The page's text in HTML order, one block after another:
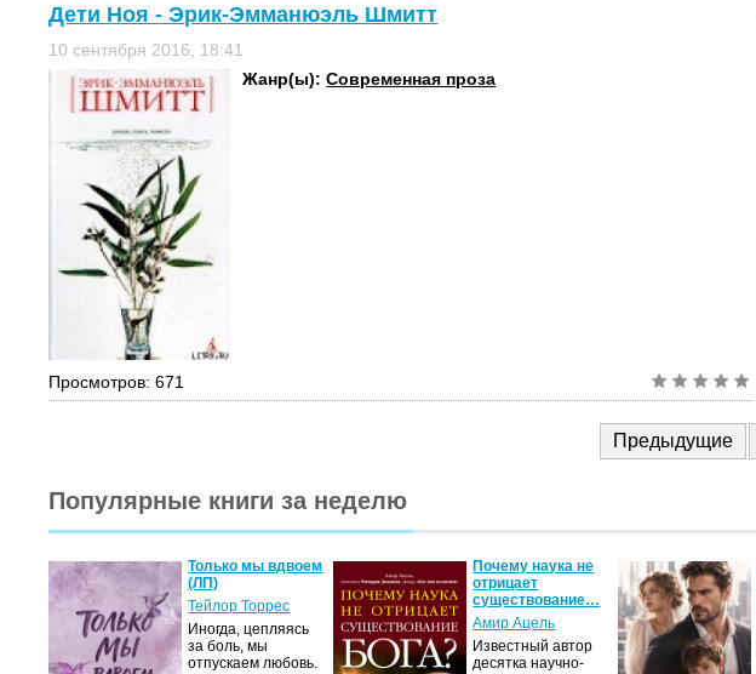
Дети Ноя - Эрик-Эмманюэль Шмитт
10 сентября 2016, 18:41
Жанр(ы):Современная проза
Просмотров: 671
Предыдущие
Популярные книги за неделю
Только мы вдвоем
(ЛП)
Тейлор Торрес
Иногда, цепляясь
за боль, мы
отпускаем любовь.
Почему наука не
отрицает
существование…
Амир Ацель
Известный автор
десятка научно-